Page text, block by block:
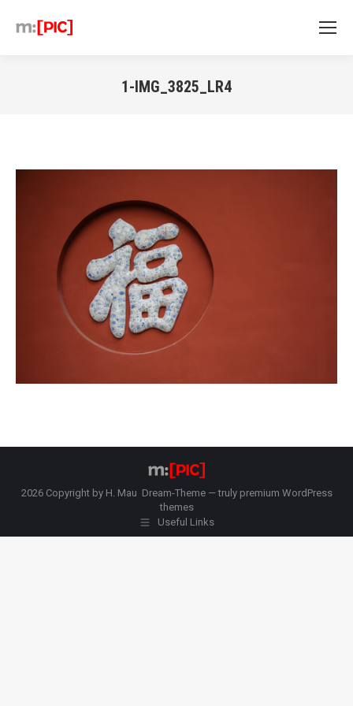
1-IMG_3825_LR4
2026 Copyright by H. Mau Dream-Theme — truly premium WordPress
themes
Useful Links